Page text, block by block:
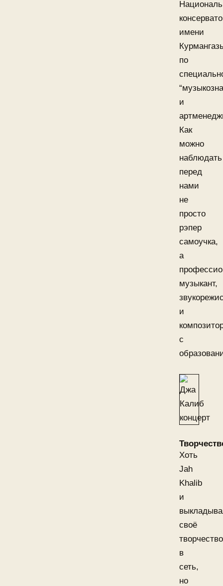
имени
по
и
Как
можно
наблюдать
перед
нами
не
просто
рэпер
самоучка,
а
музыкант,
и
с
Хоть
Jah
Khalib
и
своё
творчество
в
сеть,
но